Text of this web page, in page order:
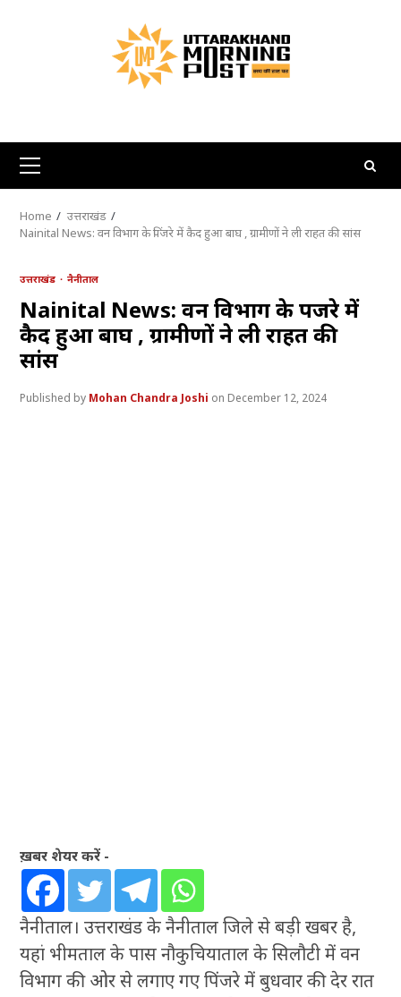
Primary
Menu
Home
उत्तराखंड
Nainital News: वन विभाग के पिंजरे में कैद हुआ बाघ , ग्रामीणों ने ली राहत की सांस
उत्तराखंड नैनीताल
Nainital News: वन विभाग के पिंजरे में
कैद हुआ बाघ , ग्रामीणों ने ली राहत की
सांस
Mohan Chandra Joshi December 12, 2024
ख़बर शेयर करें -
नैनीताल। उत्तराखंड के नैनीताल जिले से बड़ी खबर है,
यहां भीमताल के पास नौकुचियाताल के सिलौटी में वन
विभाग की ओर से लगाए गए पिंजरे में बुधवार की देर रात